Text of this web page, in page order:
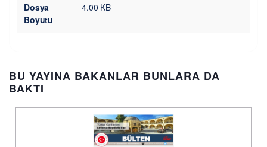
Dosya
Boyutu
4.00 KB
BU YAYINA BAKANLAR BUNLARA DA
BAKTI